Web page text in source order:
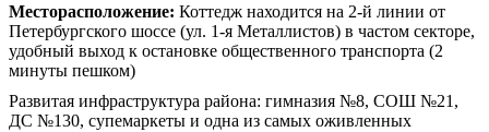
Месторасположение: Коттедж находится на 2-й линии от
Петербургского шоссе (ул. 1-я Металлистов) в частом секторе,
удобный выход к остановке общественного транспорта (2
минуты пешком)
Развитая инфраструктура района: гимназия №8, СОШ №21,
ДС №130, супемаркеты и одна из самых оживленных